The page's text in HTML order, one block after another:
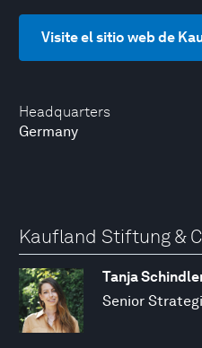
Headquarters
Germany
Visite el sitio web de
Kaufland Stiftung &
Tanja
Senior